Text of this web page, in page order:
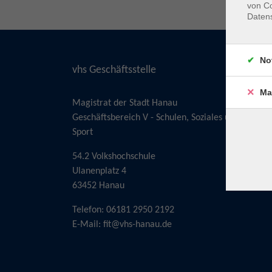
vhs Geschäftsstelle
Magistrat der Stadt Hanau
Geschäftsbereich V - Schulen, Soziales und
Sport
54.2 Volkshochschule
Ulanenplatz 4
63452 Hanau
Telefon: 06181 2950 2192
E-Mail: fit@vhs-hanau.de
von